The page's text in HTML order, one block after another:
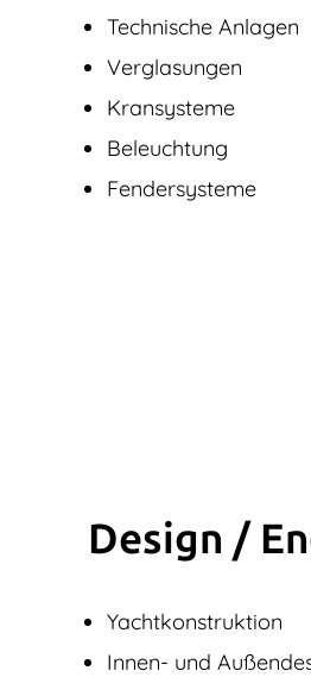
Technische Anlagen
Verglasungen
Kransysteme
Beleuchtung
Fendersysteme
Design /
Yachtkonstruktion
Innen- und